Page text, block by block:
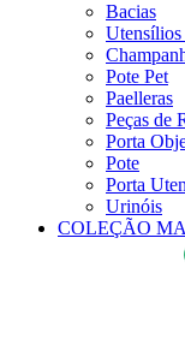
Bacias
Utensílios
Pote Pet
Paelleras
Peças de
Porta
Pote
Porta
Urinóis
COLEÇÃO